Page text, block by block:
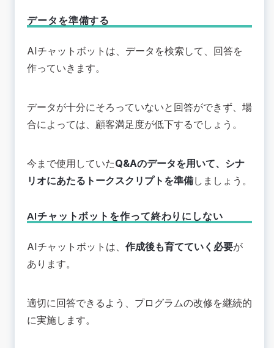
データを準備する
AIチャットボットは、データを検索して、回答を
作っていきます。
データが十分にそろっていないと回答ができず、場
合によっては、顧客満足度が低下するでしょう。
今まで使用していたQ&Aのデータを用いて、シナ
リオにあたるトークスクリプトを準備しましょう。
AIチャットボットを作って終わりにしない
AIチャットボットは、 作成後も育てていく必要が
あります。
適切に回答できるよう、プログラムの改修を継続的
に実施します。